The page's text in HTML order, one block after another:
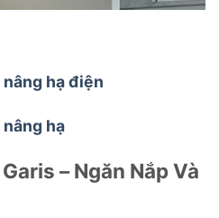
hạ điện
hạ
– Ngăn Nắp Và